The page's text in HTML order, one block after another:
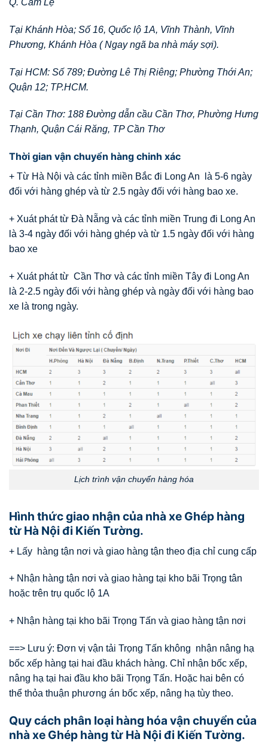
Q. Cẩm Lệ
Tại Khánh Hòa; Số 16, Quốc lộ 1A, Vĩnh Thành, Vĩnh
Phương, Khánh Hòa ( Ngay ngã ba nhà máy sợi).
Tại HCM: Số 789; Đường Lê Thị Riêng; Phường Thới An;
Quận 12; TP.HCM.
Tại Cần Thơ: 188 Đường dẫn cầu Cần Thơ, Phường Hưng
Thạnh, Quận Cái Răng, TP Cần Thơ
Thời gian vận chuyển hàng chinh xác
+ Từ Hà Nội và các tỉnh miền Bắc đi Long An là 5-6 ngày
đối với hàng ghép và từ 2.5 ngày đối với hàng bao xe.
+ Xuát phát từ Đà Nẵng và các tỉnh miền Trung đi Long An
là 3-4 ngày đối với hàng ghép và từ 1.5 ngày đối với hàng
bao xe
+ Xuát phát từ Cần Thơ và các tỉnh miền Tây đi Long An
là 2-2.5 ngày đối với hàng ghép và ngày đối với hàng bao
xe là trong ngày.
Lịch trình vận chuyển hàng hóa
Hình thức giao nhận của nhà xe Ghép hàng
từ Hà Nội đi Kiến Tường.
+ Lấy hàng tận nơi và giao hàng tận theo địa chỉ cung cấp
+ Nhận hàng tận nơi và giao hàng tại kho bãi Trọng tân
hoặc trên trụ quốc lộ 1A
+ Nhận hàng tại kho bãi Trọng Tấn và giao hàng tận nơi
==> Lưu ý: Đơn vị vận tải Trọng Tấn không nhận nâng hạ
bốc xếp hàng tại hai đầu khách hàng. Chỉ nhận bốc xếp,
nâng hạ tại hai đầu kho bãi Trọng Tấn. Hoặc hai bên có
thể thỏa thuận phương án bốc xếp, nâng hạ tùy theo.
Quy cách phân loại hàng hóa vận chuyển của
nhà xe Ghép hàng từ Hà Nội đi Kiến Tường.